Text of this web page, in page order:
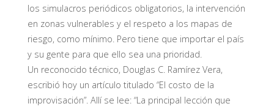
los simulacros periódicos obligatorios, la intervención
en zonas vulnerables y el respeto a los mapas de
riesgo, como mínimo. Pero tiene que importar el país
y su gente para que ello sea una prioridad.
Un reconocido técnico, Douglas C. Ramírez Vera,
escribió hoy un artículo titulado “El costo de la
improvisación”. Allí se lee: “La principal lección que